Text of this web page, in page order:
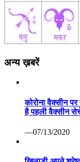
अन्य ख़बरें
कोरोना वैक्सीन
है पहली वैक्सीन
—07/13/2020